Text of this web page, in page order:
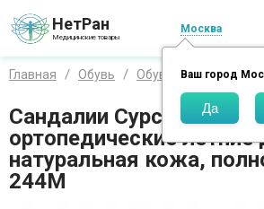
НетРан
Медицинские товары
Москва
Ваш город
Главная Обувь Обувь для детей
Сандалии Сурсил-Орто
ортопедические
натуральная кожа,
244М